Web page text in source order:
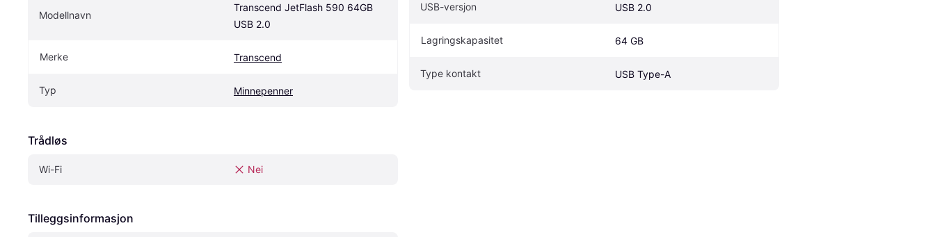
Modellnavn
Transcend JetFlash 590 64GB
USB 2.0
Merke Transcend
Typ Minnepenner
Trådløs
Wi-Fi Nei
Tilleggsinformasjon
USB-versjon USB 2.0
Lagringskapasitet 64 GB
Type kontakt USB Type-A